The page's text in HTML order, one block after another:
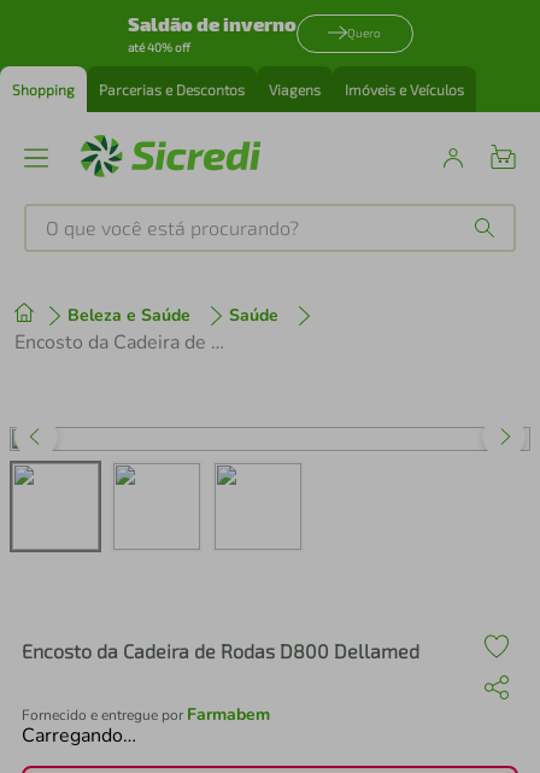
Saldão de inverno
até 40% off
Quero
Shopping Parcerias e Descontos Viagens Imóveis e Veículos
O que você está procurando?
Beleza e Saúde Saúde
Encosto da Cadeira de Rodas D800 Dellamed
Encosto da Cadeira de Rodas D800 Dellamed
Fornecido e entregue por Farmabem
Carregando…
1º tenis
perfume